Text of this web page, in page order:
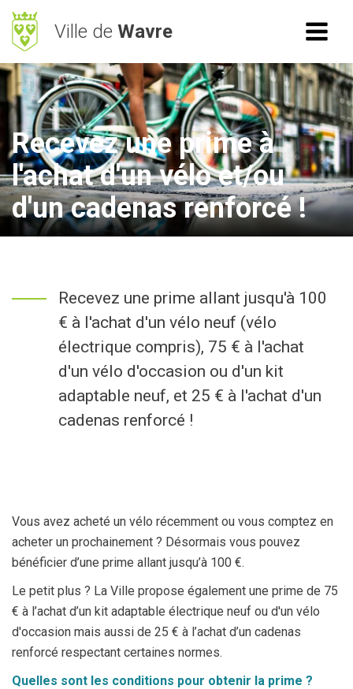
Ville de Wavre
RECHERCHE
ACCÈS RAPIDE
Mes démarches
BetterStreet
Déchets
Horaires
Vie Communale
Vivre à Wavre
Economie
Culture et loisirs
Association
Aîné
Commerçant
En situation de handicap
Investisseur
Je trouve
Mes démarches en ligne
Services communaux
Agenda
Enquêtes publiques
Recevez une prime à
l'achat d'un vélo et/ou
d'un cadenas renforcé !
Recevez une prime allant jusqu'à 100
€ à l'achat d'un vélo neuf (vélo
électrique compris), 75 € à l'achat
d'un vélo d'occasion ou d'un kit
adaptable neuf, et 25 € à l'achat d'un
cadenas renforcé !
Vous avez acheté un vélo récemment ou vous comptez en
acheter un prochainement ? Désormais vous pouvez
bénéficier d’une prime allant jusqu’à 100 €.
Le petit plus ? La Ville propose également une prime de 75
€ à l’achat d’un kit adaptable électrique neuf ou d'un vélo
d'occasion mais aussi de 25 € à l’achat d’un cadenas
renforcé respectant certaines normes.
Quelles sont les conditions pour obtenir la prime ?